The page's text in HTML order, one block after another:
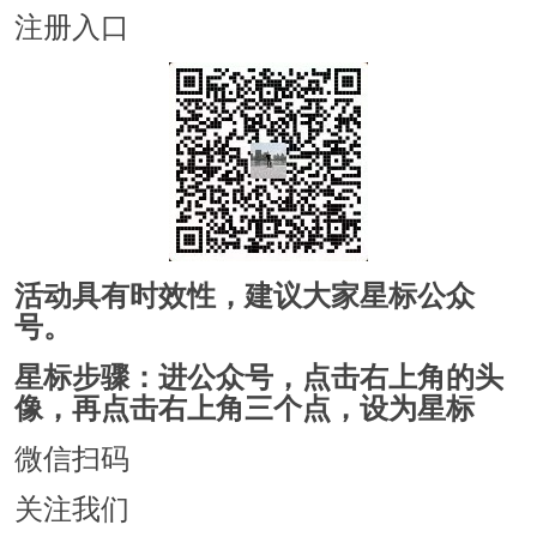
注册入口
活动具有时效性，建议大家星标公众
号。
星标步骤：进公众号，点击右上角的头
像，再点击右上角三个点，设为星标
微信扫码
关注我们